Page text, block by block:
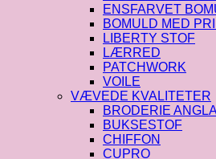
ENSFARVET
BOMULD MED
LIBERTY STOF
LÆRRED
PATCHWORK
VOILE
VÆVEDE KVALITETER
BRODERIE
BUKSESTOF
CHIFFON
CUPRO